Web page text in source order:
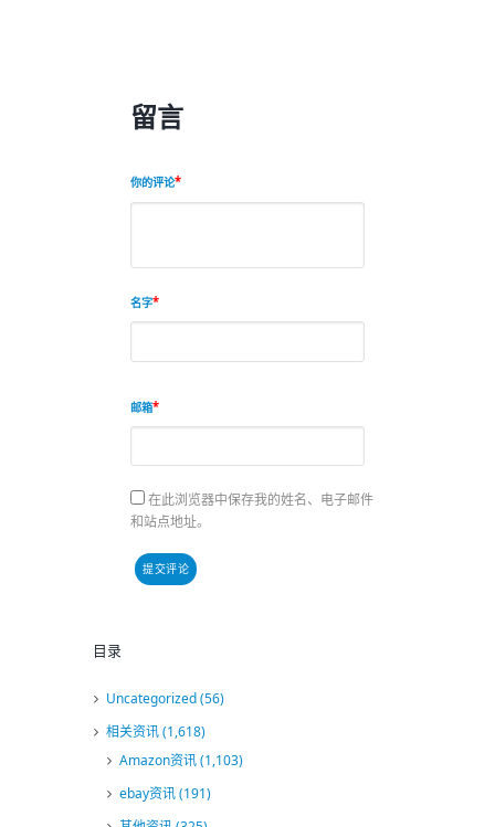
留言
你的评论
名字
邮箱
在此浏览器中保存我的姓名、电子邮件
和站点地址。
目录
Uncategorized(56)
相关资讯(1,618)
Amazon资讯(1,103)
ebay资讯(191)